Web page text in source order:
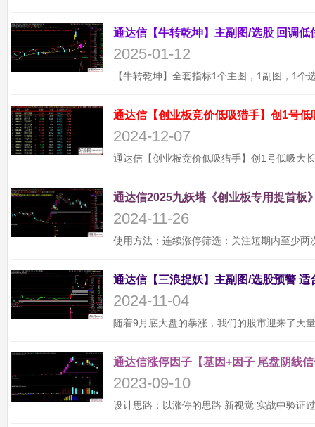
2025-01-12
通达信【创业板竞价低吸猎手】创1号
2024-12-07
通达信2025九妖塔《创业板专用捉首板
2024-11-26
2024-11-04
通达信涨停因子【基因+因子 尾盘阴线
2023-09-10